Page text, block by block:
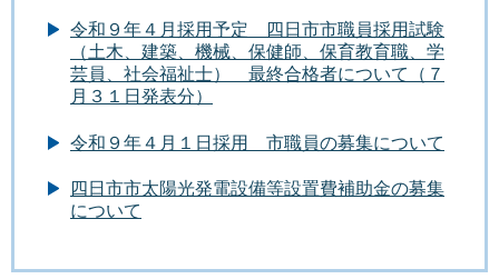
令和９年４月採用予定 四日市市職員採用試験
（土木、建築、機械、保健師、保育教育職、学
芸員、社会福祉士） 最終合格者について（７
月３１日発表分）
令和９年４月１日採用 市職員の募集について
四日市市太陽光発電設備等設置費補助金の募集
について